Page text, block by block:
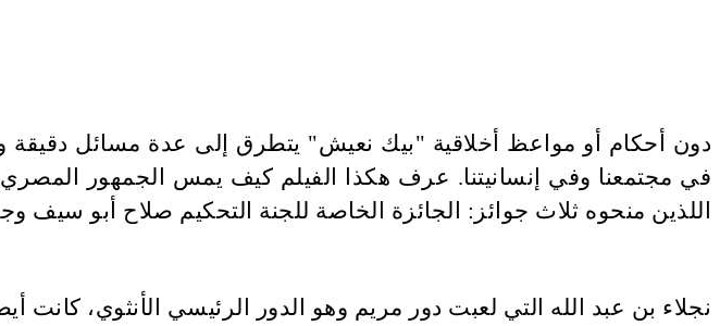
دون أحكام أو مواعظ أخلاقية "بيك نعيش" يتطرق إلى عدة مسائل دقيقة
في مجتمعنا وفي إنسانيتنا. عرف هكذا الفيلم كيف يمس الجمهور
اللذين منحوه ثلاث جوائز: الجائزة الخاصة للجنة التحكيم صلاح أبو
نجلاء بن عبد الله التي لعبت دور مريم وهو الدور الرئيسي الأنثوي،